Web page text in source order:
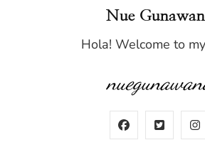
Nue
Hola! Welcome to